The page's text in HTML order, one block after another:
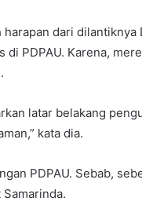
harapan dari
di PDPAU. Karena,
latar belakang
kata dia.
PDPAU. Sebab,